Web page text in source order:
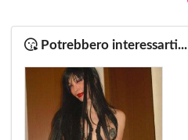
Potrebbero interessarti...